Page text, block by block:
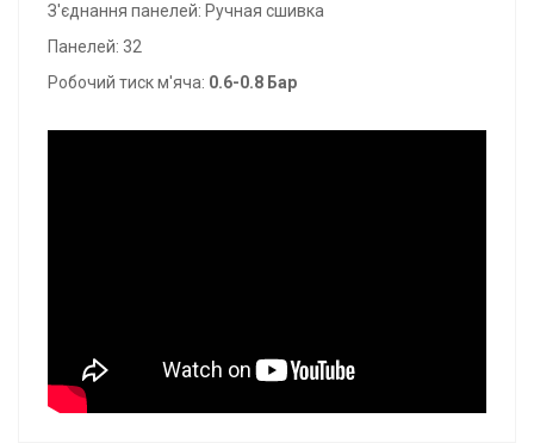
З'єднання панелей: Ручная сшивка
Панелей: 32
Робочий тиск м'яча: 0.6-0.8 Бар